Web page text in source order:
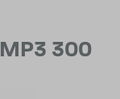
MP3 300